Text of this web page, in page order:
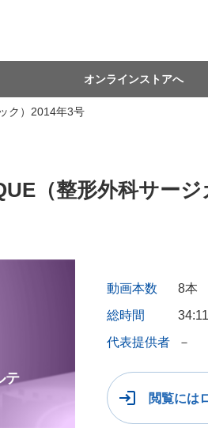
オンラインストアへ
ク）2014年3号
（整形外科サー
テ
動画本数
8本
総時間
34:11
代表提供者
－
閲覧には